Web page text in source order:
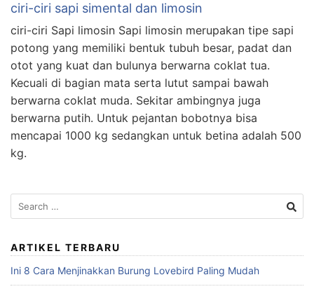
ciri-ciri sapi simental dan limosin
ciri-ciri Sapi limosin Sapi limosin merupakan tipe sapi
potong yang memiliki bentuk tubuh besar, padat dan
otot yang kuat dan bulunya berwarna coklat tua.
Kecuali di bagian mata serta lutut sampai bawah
berwarna coklat muda. Sekitar ambingnya juga
berwarna putih. Untuk pejantan bobotnya bisa
mencapai 1000 kg sedangkan untuk betina adalah 500
kg.
Search
for:
ARTIKEL TERBARU
Ini 8 Cara Menjinakkan Burung Lovebird Paling Mudah